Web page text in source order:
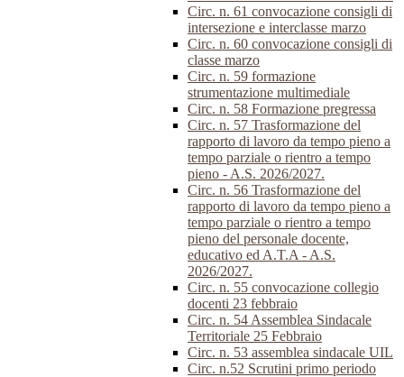
Circ. n. 61 convocazione consigli di
intersezione e interclasse marzo
Circ. n. 60 convocazione consigli di
classe marzo
Circ. n. 59 formazione
strumentazione multimediale
Circ. n. 58 Formazione pregressa
Circ. n. 57 Trasformazione del
rapporto di lavoro da tempo pieno a
tempo parziale o rientro a tempo
pieno - A.S. 2026/2027.
Circ. n. 56 Trasformazione del
rapporto di lavoro da tempo pieno a
tempo parziale o rientro a tempo
pieno del personale docente,
educativo ed A.T.A - A.S.
2026/2027.
Circ. n. 55 convocazione collegio
docenti 23 febbraio
Circ. n. 54 Assemblea Sindacale
Territoriale 25 Febbraio
Circ. n. 53 assemblea sindacale UIL
Circ. n.52 Scrutini primo periodo